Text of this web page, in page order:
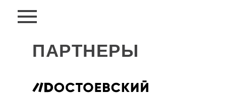
ПАРТНЕРЫ